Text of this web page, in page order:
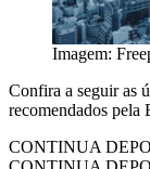
Imagem:
Confira a seguir as
recomendados pela
CONTINUA